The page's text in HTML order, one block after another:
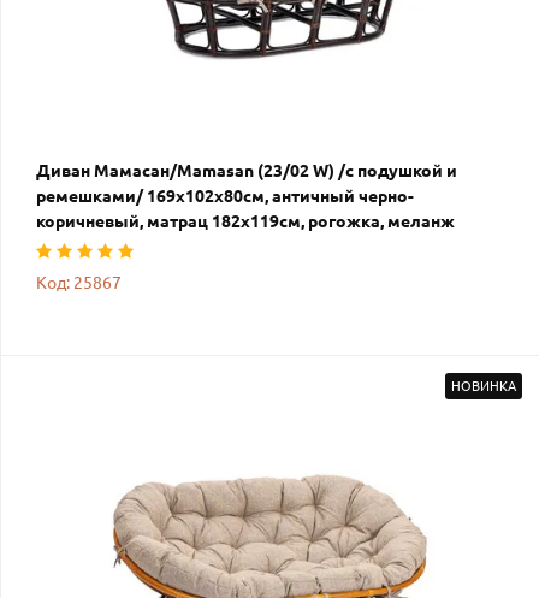
Диван Мамасан/Mamasan (23/02 W) /с подушкой и
ремешками/ 169х102х80см, античный черно-
коричневый, матрац 182х119см, рогожка, меланж
Код: 25867
НОВИНКА